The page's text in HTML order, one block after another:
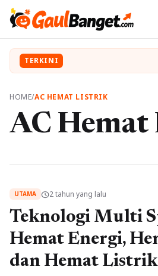
TERKINI
HOME/AC HEMAT LISTRIK
AC
UTAMA schedule2 tahun yang lalu
Teknologi Multi
Hemat Energi,
dan Hemat Listrik